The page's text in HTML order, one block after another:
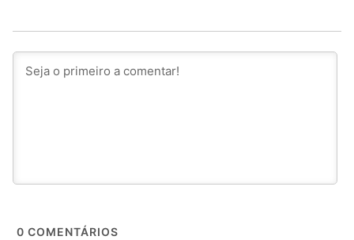
0 COMENTÁRIOS